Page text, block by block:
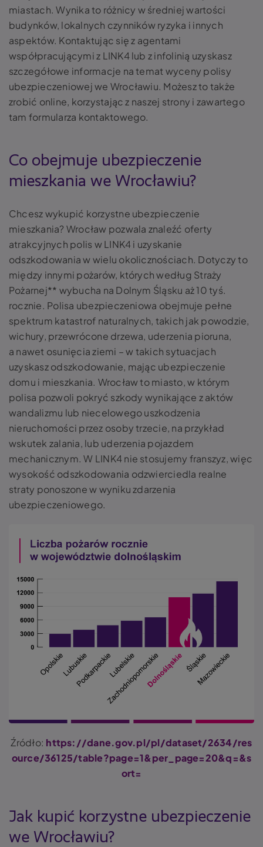
miastach. Wynika to różnicy w średniej wartości
budynków, lokalnych czynników ryzyka i innych
aspektów. Kontaktując się z agentami
współpracującymi z LINK4 lub z infolinią uzyskasz
szczegółowe informacje na temat wyceny polisy
ubezpieczeniowej we Wrocławiu. Możesz to także
zrobić online, korzystając z naszej strony i zawartego
tam formularza kontaktowego.
Co obejmuje ubezpieczenie
mieszkania we Wrocławiu?
Chcesz wykupić korzystne ubezpieczenie
mieszkania? Wrocław pozwala znaleźć oferty
atrakcyjnych polis w LINK4 i uzyskanie
odszkodowania w wielu okolicznościach. Dotyczy to
między innymi pożarów, których według Straży
Pożarnej** wybucha na Dolnym Śląsku aż 10 tyś.
rocznie. Polisa ubezpieczeniowa obejmuje pełne
spektrum katastrof naturalnych, takich jak powodzie,
wichury, przewrócone drzewa, uderzenia pioruna,
a nawet osunięcia ziemi – w takich sytuacjach
uzyskasz odszkodowanie, mając ubezpieczenie
domu i mieszkania. Wrocław to miasto, w którym
polisa pozwoli pokryć szkody wynikające z aktów
wandalizmu lub niecelowego uszkodzenia
nieruchomości przez osoby trzecie, na przykład
wskutek zalania, lub uderzenia pojazdem
mechanicznym. W LINK4 nie stosujemy franszyz, więc
wysokość odszkodowania odzwierciedla realne
straty ponoszone w wyniku zdarzenia
ubezpieczeniowego.
Źródło: https://dane.gov.pl/pl/dataset/2634/res
ource/36125/table?page=1&per_page=20&q=&s
ort=
Jak kupić korzystne ubezpieczenie
we Wrocławiu?